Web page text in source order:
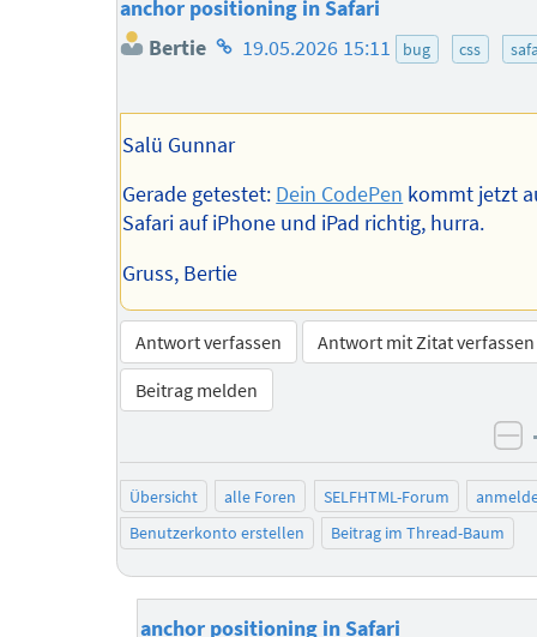
anchor positioning in Safari
Bertie Homepage
Autors
19.05.2026 15:11 bug css
Salü Gunnar
Gerade getestet: Dein CodePen kommt jetzt
Safari auf iPhone und iPad richtig, hurra.
Gruss, Bertie
Antwort verfassen
Antwort mit Zitat verfassen
Beitrag melden
Übersicht alle Foren SELFHTML-Forum
Benutzerkonto erstellen
Beitrag im Thread-Baum
anchor positioning in Safari